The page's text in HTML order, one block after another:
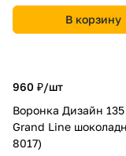
В корзину
960 ₽/шт
Воронка Дизайн
Grand Line
8017)